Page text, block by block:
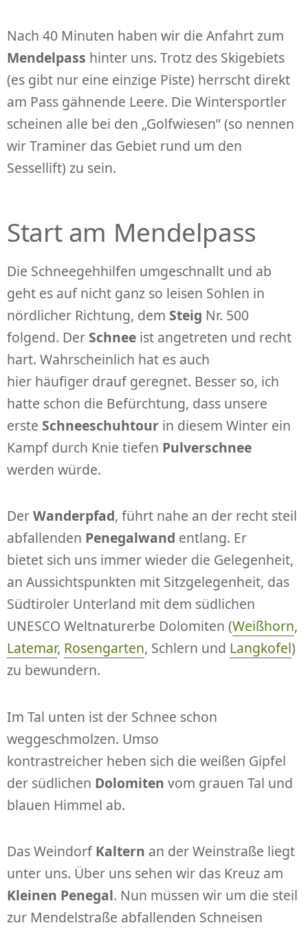
Nach 40 Minuten haben wir die Anfahrt zum
Mendelpass hinter uns. Trotz des Skigebiets
(es gibt nur eine einzige Piste) herrscht direkt
am Pass gähnende Leere. Die Wintersportler
scheinen alle bei den „Golfwiesen” (so nennen
wir Traminer das Gebiet rund um den
Sessellift) zu sein.
Start am Mendelpass
Die Schneegehhilfen umgeschnallt und ab
geht es auf nicht ganz so leisen Sohlen in
nördlicher Richtung, dem Steig Nr. 500
folgend. Der Schnee ist angetreten und recht
hart. Wahrscheinlich hat es auch
hier häufiger drauf geregnet. Besser so, ich
hatte schon die Befürchtung, dass unsere
erste Schneeschuhtour in diesem Winter ein
Kampf durch Knie tiefen Pulverschnee
werden würde.
DerWanderpfad, führt nahe an der recht steil
abfallenden Penegalwand entlang. Er
bietet sich uns immer wieder die Gelegenheit,
an Aussichtspunkten mit Sitzgelegenheit, das
Südtiroler Unterland mit dem südlichen
UNESCO Weltnaturerbe Dolomiten (Weißhorn,
Latemar, Rosengarten, Schlern und Langkofel)
zu bewundern.
Im Tal unten ist der Schnee schon
weggeschmolzen. Umso
kontrastreicher heben sich die weißen Gipfel
der südlichen Dolomiten vom grauen Tal und
blauen Himmel ab.
Das WeindorfKaltern an der Weinstraße liegt
unter uns. Über uns sehen wir das Kreuz am
Kleinen Penegal. Nun müssen wir um die steil
zur Mendelstraße abfallenden Schneisen